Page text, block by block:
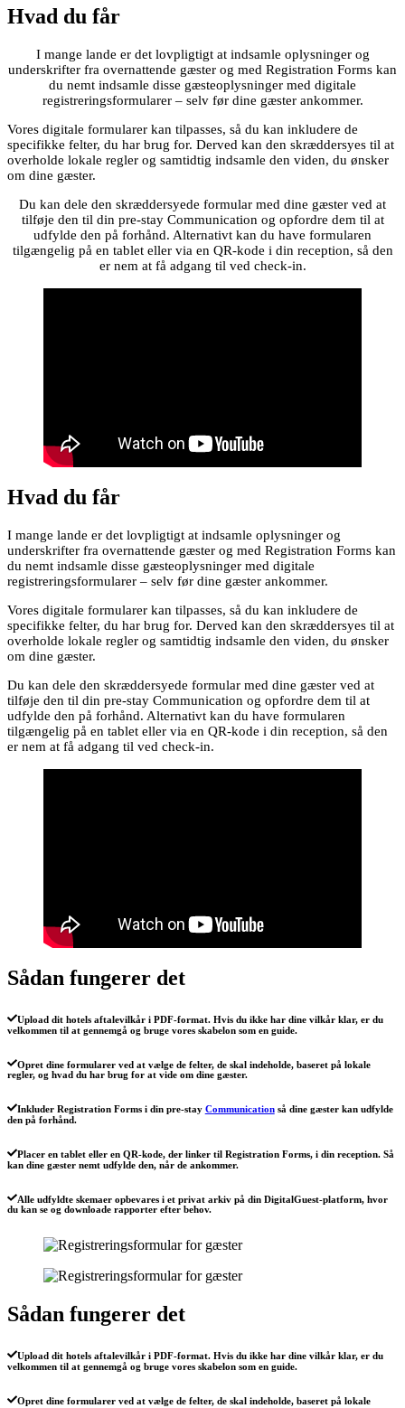
Hvad du får
I mange lande er det lovpligtigt at indsamle oplysninger og
underskrifter fra overnattende gæster og med Registration Forms kan
du nemt indsamle disse gæsteoplysninger med digitale
registreringsformularer – selv før dine gæster ankommer.
Vores digitale formularer kan tilpasses, så du kan inkludere de
specifikke felter, du har brug for. Derved kan den skræddersyes til at
overholde lokale regler og samtidtig indsamle den viden, du ønsker
om dine gæster.
Du kan dele den skræddersyede formular med dine gæster ved at
tilføje den til din pre-stay Communication og opfordre dem til at
udfylde den på forhånd. Alternativt kan du have formularen
tilgængelig på en tablet eller via en QR-kode i din reception, så den
er nem at få adgang til ved check-in.
Hvad du får
I mange lande er det lovpligtigt at indsamle oplysninger og
underskrifter fra overnattende gæster og med Registration Forms kan
du nemt indsamle disse gæsteoplysninger med digitale
registreringsformularer – selv før dine gæster ankommer.
Vores digitale formularer kan tilpasses, så du kan inkludere de
specifikke felter, du har brug for. Derved kan den skræddersyes til at
overholde lokale regler og samtidtig indsamle den viden, du ønsker
om dine gæster.
Du kan dele den skræddersyede formular med dine gæster ved at
tilføje den til din pre-stay Communication og opfordre dem til at
udfylde den på forhånd. Alternativt kan du have formularen
tilgængelig på en tablet eller via en QR-kode i din reception, så den
er nem at få adgang til ved check-in.
Sådan fungerer det
Upload dit hotels aftalevilkår i PDF-format. Hvis du ikke har dine vilkår klar, er du
velkommen til at gennemgå og bruge vores skabelon som en guide.
Opret dine formularer ved at vælge de felter, de skal indeholde, baseret på lokale
regler, og hvad du har brug for at vide om dine gæster.
Inkluder Registration Forms i din pre-stay Communicationså dine gæster kan udfylde
den på forhånd.
Placer en tablet eller en QR-kode, der linker til Registration Forms, i din reception. Så
kan dine gæster nemt udfylde den, når de ankommer.
Alle udfyldte skemaer opbevares i et privat arkiv på din DigitalGuest-platform, hvor
du kan se og downloade rapporter efter behov.
Sådan fungerer det
Upload dit hotels aftalevilkår i PDF-format. Hvis du ikke har dine vilkår klar, er du
velkommen til at gennemgå og bruge vores skabelon som en guide.
Opret dine formularer ved at vælge de felter, de skal indeholde, baseret på lokale